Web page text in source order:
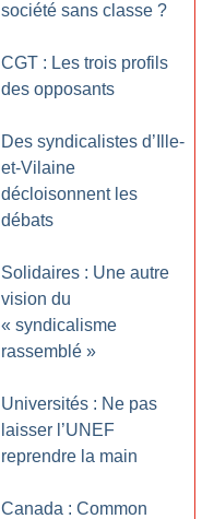
société sans classe ?
CGT : Les trois profils
des opposants
Des syndicalistes d’Ille-
et-Vilaine
décloisonnent les
débats
Solidaires : Une autre
vision du
« syndicalisme
rassemblé »
Universités : Ne pas
laisser l’UNEF
reprendre la main
Canada : Common